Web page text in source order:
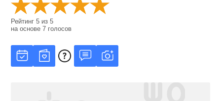
Рейтинг5 из5
на основе7 голосов